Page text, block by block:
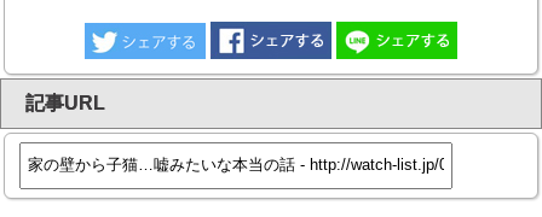
記事URL